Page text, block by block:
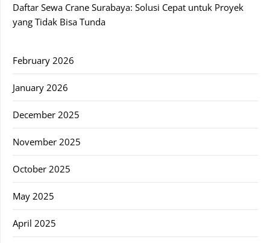
Daftar Sewa Crane Surabaya: Solusi Cepat untuk Proyek
yang Tidak Bisa Tunda
February 2026
January 2026
December 2025
November 2025
October 2025
May 2025
April 2025